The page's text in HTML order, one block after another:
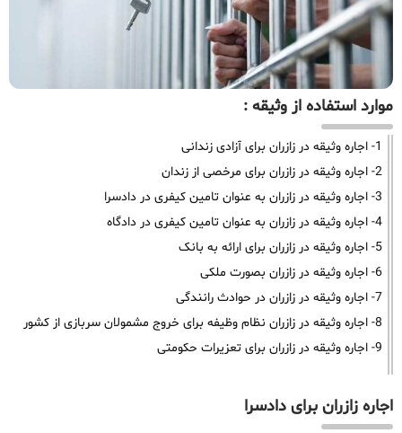
موارد استفاده از وثیقه :
1- اجاره وثیقه در زازران برای آزادی زندانی
2- اجاره وثیقه در زازران برای مرخصی از زندان
3- اجاره وثیقه در زازران به عنوان تامین کیفری در دادسرا
4- اجاره وثیقه در زازران به عنوان تامین کیفری در دادگاه
5- اجاره وثیقه در زازران برای ارائه به بانک
6- اجاره وثیقه در زازران بصورت ملکی
7- اجاره وثیقه در زازران در حوادث رانندگی
8- اجاره وثیقه در زازران نظام وظیفه برای خروج مشمولان سربازی از کشور
9- اجاره وثیقه در زازران برای تعزیرات حکومتی
اجاره زازران برای دادسرا